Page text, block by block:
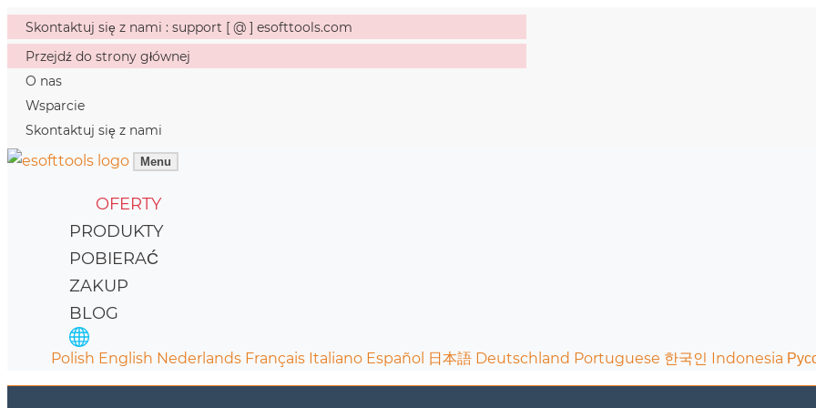
Skontaktuj się z nami : support [ @ ] esofttools.com
Przejdź do strony głównej
O nas
Wsparcie
Skontaktuj się z nami
Menu
OFERTY
PRODUKTY
POBIERAĆ
ZAKUP
BLOG
Polish English Nederlands Français Italiano Español 日本語 Deutschland Portuguese 한국인 Indonesia